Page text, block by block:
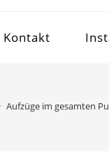
Kontakt
Aufzüge im gesamten